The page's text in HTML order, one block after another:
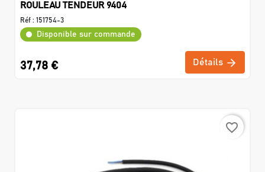
ROULEAU TENDEUR 9404
Réf : 151754-3
Disponible sur commande
37,78 € Détails
favorite_border